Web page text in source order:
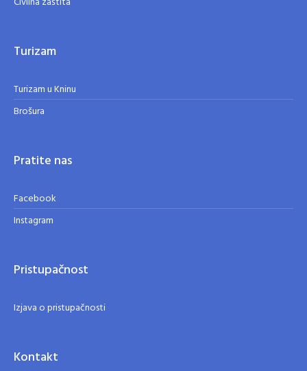
Turizam
Turizam u Kninu
Brošura
Pratite nas
Facebook
Instagram
Pristupačnost
Izjava o pristupačnosti
Kontakt